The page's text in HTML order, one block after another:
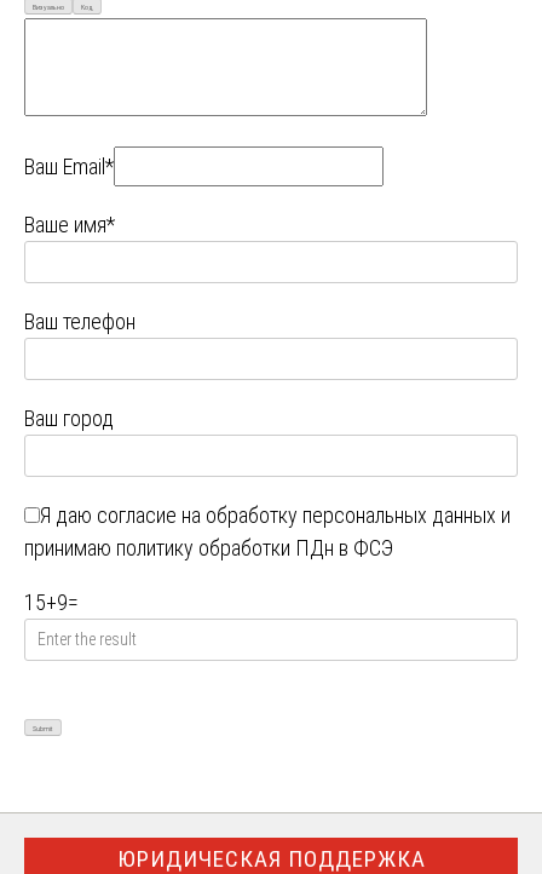
Визуально Код
Ваш Email*
Ваше имя*
Ваш телефон
Ваш город
Я даю согласие на обработку персональных данных и
принимаю политику обработки ПДн в ФСЭ
15+9=
ЮРИДИЧЕСКАЯ ПОДДЕРЖКА